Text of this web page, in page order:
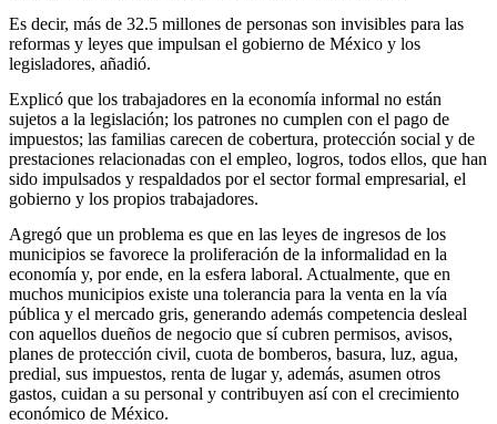
Es decir, más de 32.5 millones de personas son invisibles para las
reformas y leyes que impulsan el gobierno de México y los
legisladores, añadió.
Explicó que los trabajadores en la economía informal no están
sujetos a la legislación; los patrones no cumplen con el pago de
impuestos; las familias carecen de cobertura, protección social y de
prestaciones relacionadas con el empleo, logros, todos ellos, que han
sido impulsados y respaldados por el sector formal empresarial, el
gobierno y los propios trabajadores.
Agregó que un problema es que en las leyes de ingresos de los
municipios se favorece la proliferación de la informalidad en la
economía y, por ende, en la esfera laboral. Actualmente, que en
muchos municipios existe una tolerancia para la venta en la vía
pública y el mercado gris, generando además competencia desleal
con aquellos dueños de negocio que sí cubren permisos, avisos,
planes de protección civil, cuota de bomberos, basura, luz, agua,
predial, sus impuestos, renta de lugar y, además, asumen otros
gastos, cuidan a su personal y contribuyen así con el crecimiento
económico de México.